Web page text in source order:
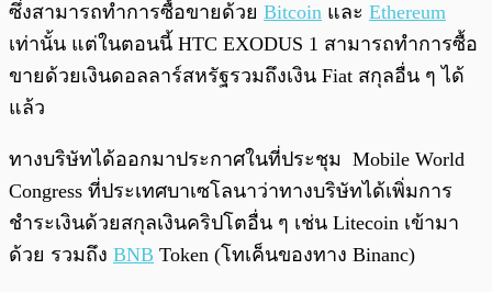
ซึ่งสามารถทำการซื้อขายด้วย Bitcoin และ Ethereum
เท่านั้น แต่ในตอนนี้ HTC EXODUS 1 สามารถทำการซื้อ
ขายด้วยเงินดอลลาร์สหรัฐรวมถึงเงิน Fiat สกุลอื่น ๆ ได้
แล้ว
ทางบริษัทได้ออกมาประกาศในที่ประชุม Mobile World
Congress ที่ประเทศบาเซโลนาว่าทางบริษัทได้เพิ่มการ
ชำระเงินด้วยสกุลเงินคริปโตอื่น ๆ เช่น Litecoin เข้ามา
ด้วย รวมถึง BNB Token (โทเค็นของทาง Binanc)